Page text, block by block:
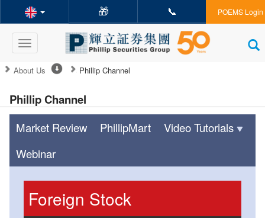
🎁 📞 POEMS Login
Toggle
navigation
About Us Phillip Channel
Phillip Channel
Market Review PhillipMart
Video Tutorials
Webinar
Foreign Stock